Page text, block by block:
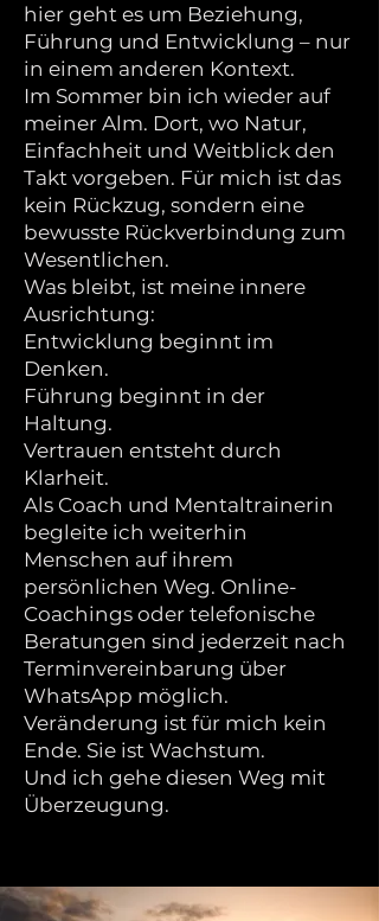
hier geht es um Beziehung,
Führung und Entwicklung – nur
in einem anderen Kontext.
Im Sommer bin ich wieder auf
meiner Alm. Dort, wo Natur,
Einfachheit und Weitblick den
Takt vorgeben. Für mich ist das
kein Rückzug, sondern eine
bewusste Rückverbindung zum
Wesentlichen.
Was bleibt, ist meine innere
Ausrichtung:
Entwicklung beginnt im
Denken.
Führung beginnt in der
Haltung.
Vertrauen entsteht durch
Klarheit.
Als Coach und Mentaltrainerin
begleite ich weiterhin
Menschen auf ihrem
persönlichen Weg. Online-
Coachings oder telefonische
Beratungen sind jederzeit nach
Terminvereinbarung über
WhatsApp möglich.
Veränderung ist für mich kein
Ende. Sie ist Wachstum.
Und ich gehe diesen Weg mit
Überzeugung.